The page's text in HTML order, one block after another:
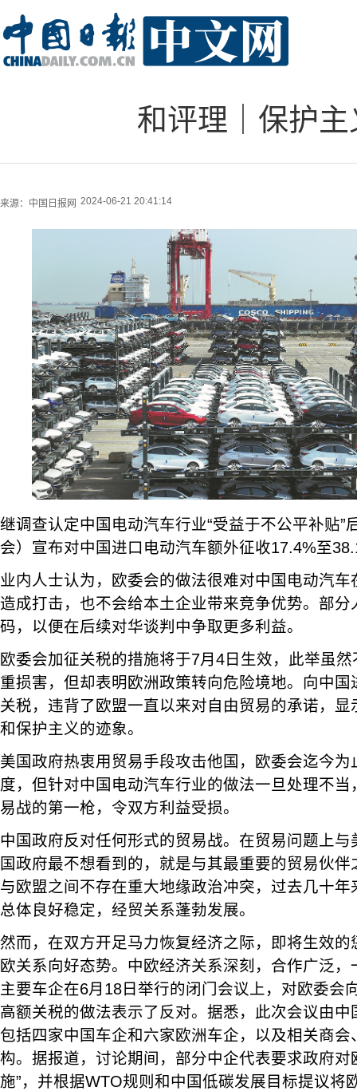
和评理｜保护
来源： 中国日报网 2024-06-21 20:41:14
继调查认定中国电动汽车行业“受益于不公平补贴”
会）宣布对中国进口电动汽车额外征收17.4%至
业内人士认为，欧委会的做法很难对中国电动汽
造成打击，也不会给本土企业带来竞争优势。部
码，以便在后续对华谈判中争取更多利益。
欧委会加征关税的措施将于7月4日生效，此举虽
重损害，但却表明欧洲政策转向危险境地。向中
关税，违背了欧盟一直以来对自由贸易的承诺，
和保护主义的迹象。
美国政府热衷用贸易手段攻击他国，欧委会迄今
度，但针对中国电动汽车行业的做法一旦处理不
易战的第一枪，令双方利益受损。
中国政府反对任何形式的贸易战。在贸易问题上
国政府最不想看到的，就是与其最重要的贸易伙
与欧盟之间不存在重大地缘政治冲突，过去几十
总体良好稳定，经贸关系蓬勃发展。
然而，在双方开足马力恢复经济之际，即将生效
欧关系向好态势。中欧经济关系深刻，合作广泛
主要车企在6月18日举行的闭门会议上，对欧委会
高额关税的做法表示了反对。据悉，此次会议由
包括四家中国车企和六家欧洲车企，以及相关商会
构。据报道，讨论期间，部分中企代表要求政府对
施”，并根据WTO规则和中国低碳发展目标提议将